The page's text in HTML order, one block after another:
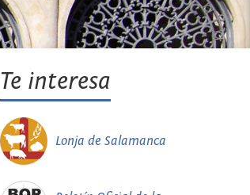
Te interesa
Lonja de Salamanca